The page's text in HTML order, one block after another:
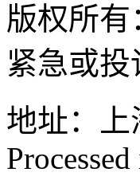
版权所有
紧急或投
地址：上